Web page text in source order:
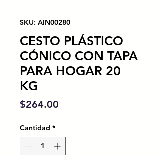
SKU: AIN00280
CESTO PLÁSTICO
CÓNICO CON TAPA
PARA HOGAR 20
KG
$264.00
Cantidad *